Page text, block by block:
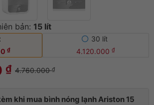
bản: 15 lít
₫
30 lít
4.120.000 ₫
₫ 4.760.000₫
khi mua bình nóng lạnh Ariston 15
Ariston 15 lít AN2 15 LUX 2.5